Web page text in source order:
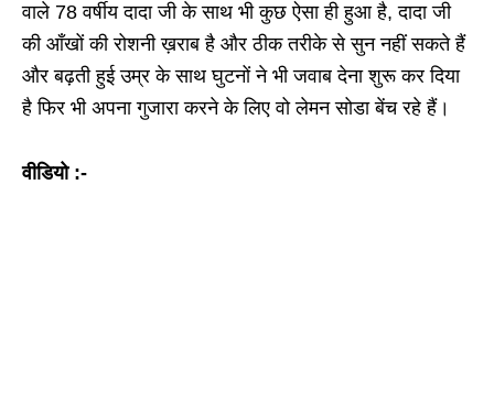
वाले 78 वर्षीय दादा जी के साथ भी कुछ ऐसा ही हुआ है, दादा जी
की आँखों की रोशनी ख़राब है और ठीक तरीके से सुन नहीं सकते हैं
और बढ़ती हुई उम्र के साथ घुटनों ने भी जवाब देना शुरू कर दिया
है फिर भी अपना गुजारा करने के लिए वो लेमन सोडा बेंच रहे हैं।
वीडियो :-